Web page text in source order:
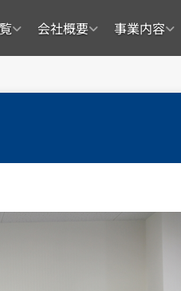
会社概要 事業内容